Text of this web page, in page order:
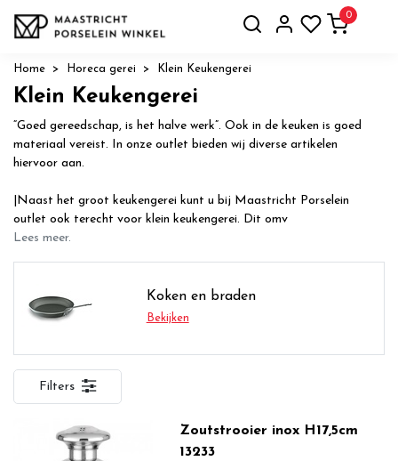
0
Home Horeca gerei Klein Keukengerei
Klein Keukengerei
“Goed gereedschap, is het halve werk”. Ook in de keuken is goed
materiaal vereist. In onze outlet bieden wij diverse artikelen
hiervoor aan.
|Naast het groot keukengerei kunt u bij Maastricht Porselein
outlet ook terecht voor klein keukengerei. Dit omv
Lees meer.
Koken en braden
Bekijken
Filters
Zoutstrooier inox H17,5cm
13233